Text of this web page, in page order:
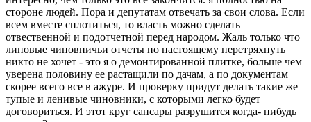
стороне людей. Пора и депутатам отвечать за свои слова. Если
всем вместе сплотиться, то власть можно сделать
отвественной и подотчетной перед народом. Жаль только что
липовые чиновничьи отчеты по настоящему перетряхнуть
никто не хочет - это я о демонтированной плитке, больше чем
уверена половину ее растащили по дачам, а по документам
скорее всего все в ажуре. И проверку придут делать такие же
тупые и ленивые чиновники, с которыми легко будет
договориться. И этот круг сансары разрушится когда- нибудь